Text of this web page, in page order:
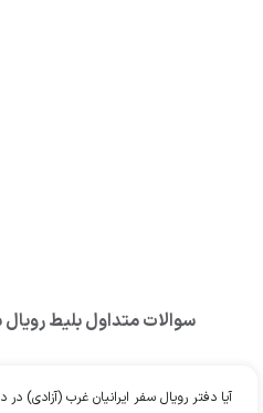
سوالات متداول بلیطرویال
آیا دفتر رویال سفر ایرانیان غرب (آزادی)